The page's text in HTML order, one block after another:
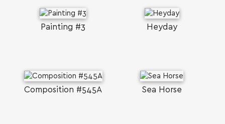
Painting #3 Heyday
Composition #545A Sea Horse